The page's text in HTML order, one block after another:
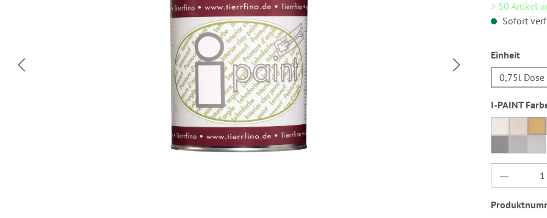
> 50 Artikel
Sofort
Einheit
0,75l Dose
I-PAINT
Dover-Weiß
Gomera-